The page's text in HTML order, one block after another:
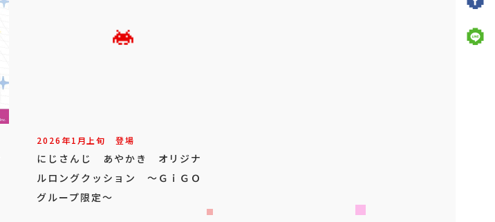
2026年1月上旬 登場
にじさんじ あやかき オリジナ
ルロングクッション ～ＧｉＧＯ
グループ限定～